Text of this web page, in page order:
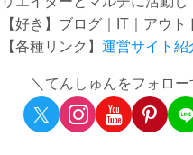
【好き】ブログ｜IT｜アウト
【各種リンク】 運営サイト紹
＼てんしゅんをフォロー